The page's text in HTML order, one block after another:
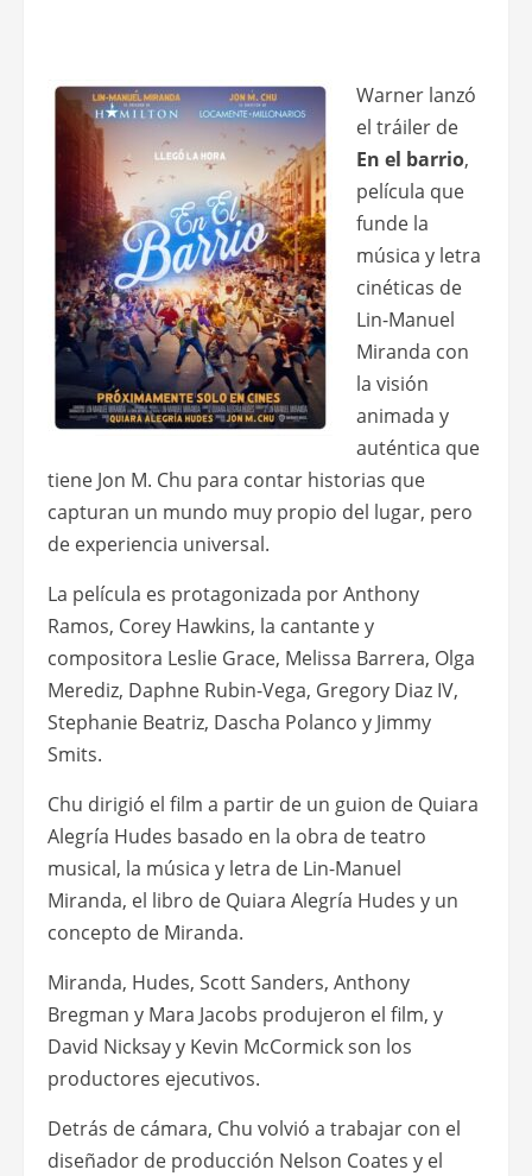
Warner lanzó
el tráiler de
En el barrio,
película que
funde la
música y letra
cinéticas de
Lin-Manuel
Miranda con
la visión
animada y
auténtica que
tiene Jon M. Chu para contar historias que
capturan un mundo muy propio del lugar, pero
de experiencia universal.
La película es protagonizada por Anthony
Ramos, Corey Hawkins, la cantante y
compositora Leslie Grace, Melissa Barrera, Olga
Merediz, Daphne Rubin-Vega, Gregory Diaz IV,
Stephanie Beatriz, Dascha Polanco y Jimmy
Smits.
Chu dirigió el film a partir de un guion de Quiara
Alegría Hudes basado en la obra de teatro
musical, la música y letra de Lin-Manuel
Miranda, el libro de Quiara Alegría Hudes y un
concepto de Miranda.
Miranda, Hudes, Scott Sanders, Anthony
Bregman y Mara Jacobs produjeron el film, y
David Nicksay y Kevin McCormick son los
productores ejecutivos.
Detrás de cámara, Chu volvió a trabajar con el
diseñador de producción Nelson Coates y el